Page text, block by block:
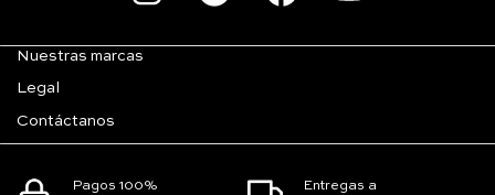
Nuestras marcas
Legal
Contáctanos
Pagos 100%
Entregas a